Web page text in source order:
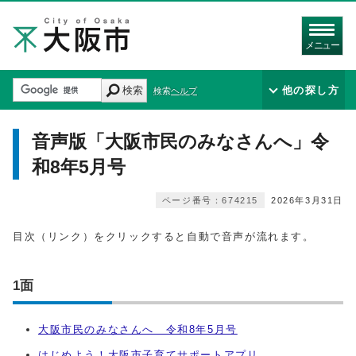
メニュー
検索 検索ヘルプ 他の探し方
音声版「大阪市民のみなさんへ」令
和8年5月号
2026年3月31日
ページ番号：674215
目次（リンク）をクリックすると自動で音声が流れます。
1面
大阪市民のみなさんへ 令和8年5月号